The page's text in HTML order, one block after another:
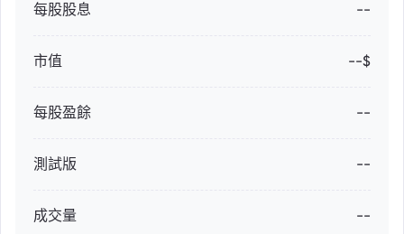
每股股息 --
市值 --$
每股盈餘 --
測試版 --
成交量 --